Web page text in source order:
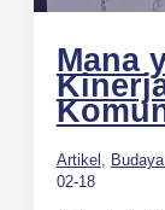
Mana
Artikel ,
02-18